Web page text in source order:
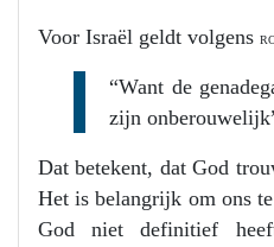
Voor Israël geldt volgens
“Want de
zijn
Dat betekent, dat God
Het is belangrijk om ons
God niet definitief